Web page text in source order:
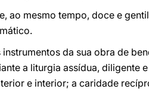
ao mesmo tempo, doce e
da sua obra de
a liturgia assídua, diligente
e interior; a caridade